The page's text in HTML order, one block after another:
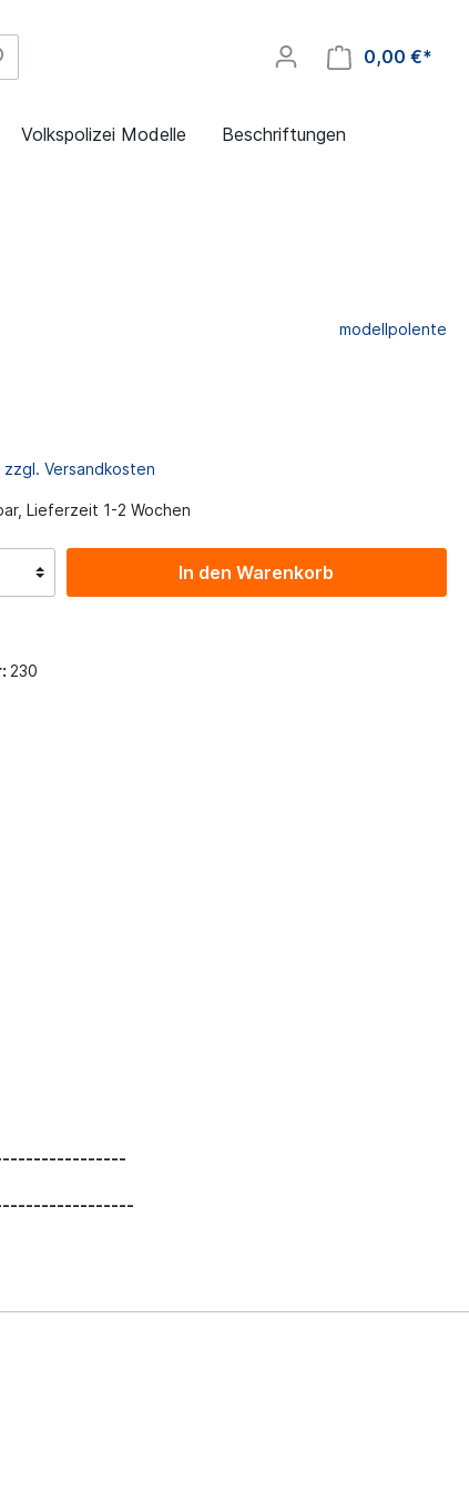
0,00 €*
Volkspolizei Modelle Beschriftungen
modellpolente
Versandkosten
Lieferzeit 1-2 Wochen
In den Warenkorb
230